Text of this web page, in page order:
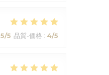
5/5 品質-価格 : 4/5